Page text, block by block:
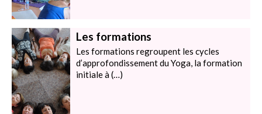
Les formations
Les formations regroupent les cycles
d’approfondissement du Yoga, la formation
initiale à (…)